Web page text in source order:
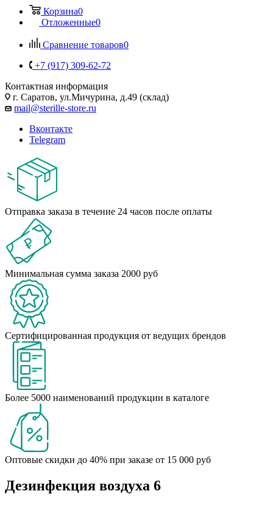
Корзина0
Отложенные0
Сравнение товаров0
+7 (917) 309-62-72
Контактная информация
г. Саратов, ул.Мичурина, д.49 (склад)
mail@sterille-store.ru
Вконтакте
Telegram
Отправка заказа в течение 24 часов после оплаты
Минимальная сумма заказа 2000 руб
Сертифицированная продукция от ведущих брендов
Более 5000 наименований продукции в каталоге
Оптовые скидки до 40% при заказе от 15 000 руб
Дезинфекция воздуха 6